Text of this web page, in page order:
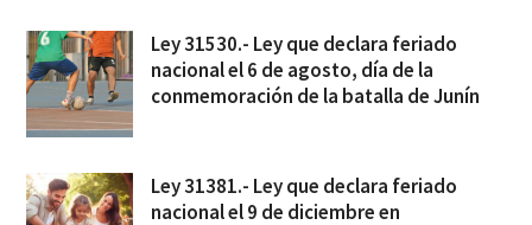
Ley 31530.- Ley que declara feriado
nacional el 6 de agosto, día de la
conmemoración de la batalla de Junín
Ley 31381.- Ley que declara feriado
nacional el 9 de diciembre en